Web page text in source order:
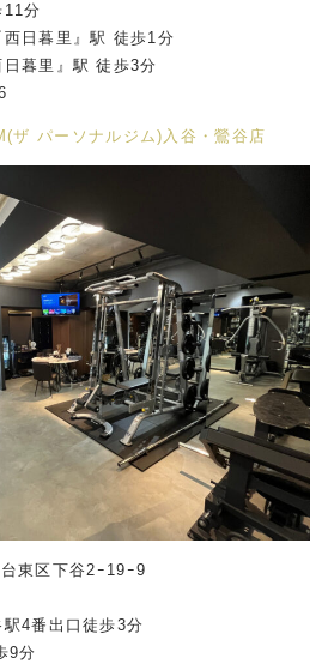
11分
日暮里』駅 徒歩1分
暮里』駅 徒歩3分
パーソナルジム)入谷・鶯谷店
東区下谷2ｰ19ｰ9
4番出口徒歩3分
9分